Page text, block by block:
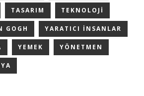
TASARIM TEKNOLOJI
GOGH YARATICI INSANLAR
YEMEK YÖNETMEN